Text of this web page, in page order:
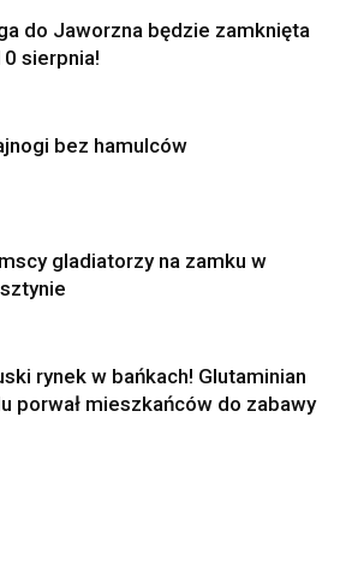
do Jaworzna będzie zamknięta
sierpnia!
bez hamulców
gladiatorzy na zamku w
rynek w bańkach! Glutaminian
porwał mieszkańców do zabawy